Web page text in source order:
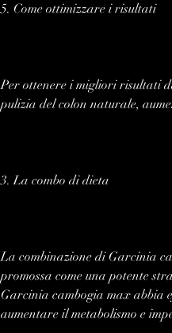
5. Come ottimizzare i risultati
Per ottenere i migliori risultati
pulizia del colon naturale,
3. La combo di dieta
La combinazione di Garcinia
promossa come una potente
Garcinia cambogia max abbia
aumentare il metabolismo e